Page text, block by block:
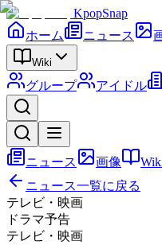
KpopSnap
ホーム
ニュース
Wiki
グループ アイドル
ニュース 画像
ニュース一覧に戻る
テレビ・映画
ドラマ予告
テレビ・映画